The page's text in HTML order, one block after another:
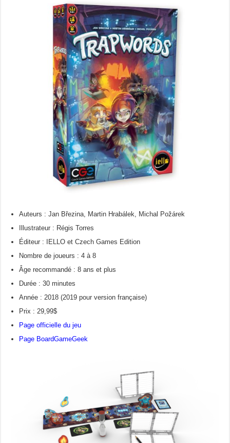
Auteurs : Jan Březina, Martin Hrabálek, Michal Požárek
Illustrateur : Régis Torres
Éditeur : IELLO et Czech Games Edition
Nombre de joueurs : 4 à 8
Âge recommandé : 8 ans et plus
Durée : 30 minutes
Année : 2018 (2019 pour version française)
Prix : 29,99$
Page officielle du jeu
Page BoardGameGeek